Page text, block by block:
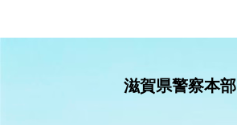
滋賀県警察本部